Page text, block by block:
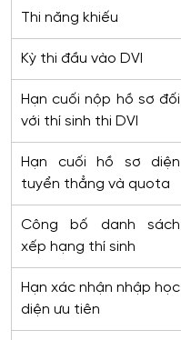
Thi năng khiếu
Kỳ thi đầu vào DVI
Hạn cuối nộp hồ sơ đối
với thí sinh thi DVI
Hạn cuối hồ sơ diện
tuyển thẳng và quota
Công bố danh sách
xếp hạng thí sinh
Hạn xác nhận nhập học
diện ưu tiên